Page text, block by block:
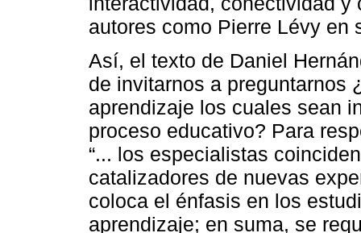
autores como Pierre Lévy en
Así, el texto de Daniel
de invitarnos a preguntarnos
aprendizaje los cuales sean
proceso educativo? Para
“... los especialistas
catalizadores de nuevas
coloca el énfasis en los
aprendizaje; en suma, se